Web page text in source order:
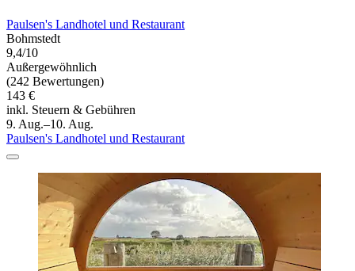
Paulsen's Landhotel und Restaurant
Bohmstedt
9,4/10
Außergewöhnlich
(242 Bewertungen)
143 €
inkl. Steuern & Gebühren
9. Aug.–10. Aug.
Paulsen's Landhotel und Restaurant